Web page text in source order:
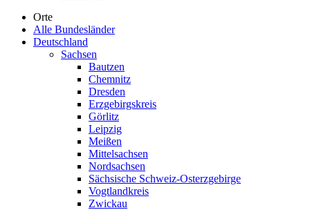
Orte
Alle Bundesländer
Deutschland
Sachsen
Bautzen
Chemnitz
Dresden
Erzgebirgskreis
Görlitz
Leipzig
Meißen
Mittelsachsen
Nordsachsen
Sächsische Schweiz-Osterzgebirge
Vogtlandkreis
Zwickau